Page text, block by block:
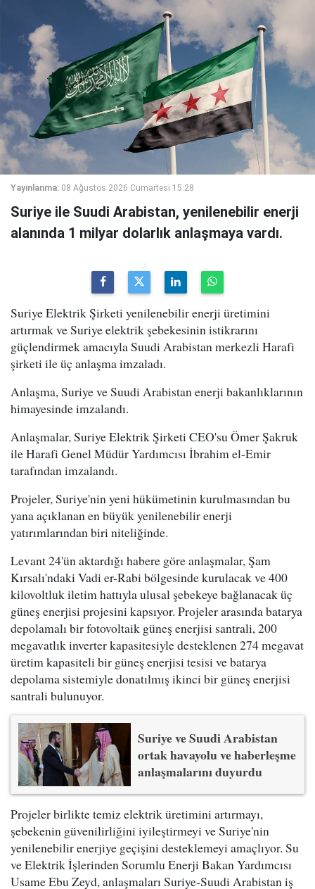
Yayınlanma: 08 Ağustos 2026 Cumartesi 15:28
Suriye ile Suudi Arabistan, yenilenebilir enerji
alanında 1 milyar dolarlık anlaşmaya vardı.
Suriye Elektrik Şirketi yenilenebilir enerji üretimini
artırmak ve Suriye elektrik şebekesinin istikrarını
güçlendirmek amacıyla Suudi Arabistan merkezli Harafi
şirketi ile üç anlaşma imzaladı.
Anlaşma, Suriye ve Suudi Arabistan enerji bakanlıklarının
himayesinde imzalandı.
Anlaşmalar, Suriye Elektrik Şirketi CEO'su Ömer Şakruk
ile Harafi Genel Müdür Yardımcısı İbrahim el-Emir
tarafından imzalandı.
Projeler, Suriye'nin yeni hükümetinin kurulmasından bu
yana açıklanan en büyük yenilenebilir enerji
yatırımlarından biri niteliğinde.
Levant 24'ün aktardığı habere göre anlaşmalar, Şam
Kırsalı'ndaki Vadi er-Rabi bölgesinde kurulacak ve 400
kilovoltluk iletim hattıyla ulusal şebekeye bağlanacak üç
güneş enerjisi projesini kapsıyor. Projeler arasında batarya
depolamalı bir fotovoltaik güneş enerjisi santrali, 200
megavatlık inverter kapasitesiyle desteklenen 274 megavat
üretim kapasiteli bir güneş enerjisi tesisi ve batarya
depolama sistemiyle donatılmış ikinci bir güneş enerjisi
santrali bulunuyor.
Suriye ve Suudi Arabistan
ortak havayolu ve haberleşme
anlaşmalarını duyurdu
Projeler birlikte temiz elektrik üretimini artırmayı,
şebekenin güvenilirliğini iyileştirmeyi ve Suriye'nin
yenilenebilir enerjiye geçişini desteklemeyi amaçlıyor. Su
ve Elektrik İşlerinden Sorumlu Enerji Bakan Yardımcısı
Usame Ebu Zeyd, anlaşmaları Suriye-Suudi Arabistan iş